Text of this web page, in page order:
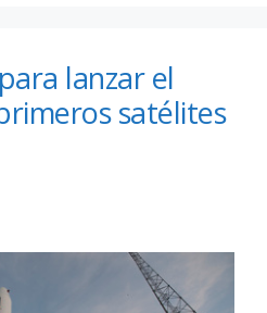
lanzar el
satélites